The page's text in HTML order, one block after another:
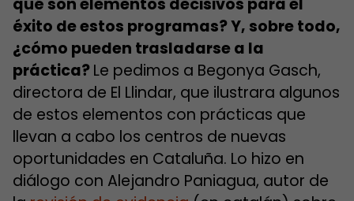
qué son elementos decisivos para el
éxito de estos programas? Y, sobre todo,
¿cómo pueden trasladarse a la
práctica?Le pedimos a Begonya Gasch,
directora de El Llindar, que ilustrara algunos
de estos elementos con prácticas que
llevan a cabo los centros de nuevas
oportunidades en Cataluña. Lo hizo en
diálogo con Alejandro Paniagua, autor de